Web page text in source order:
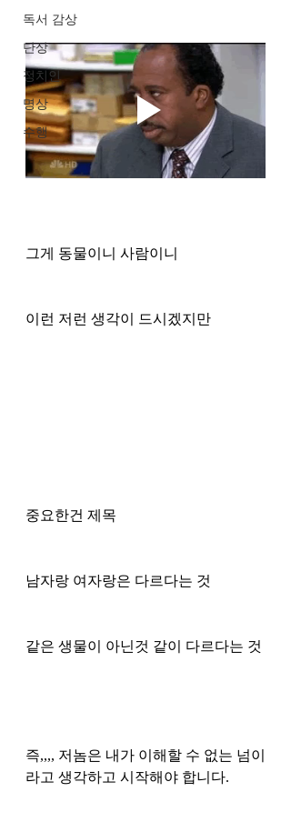
독서 감상
단상
정치인
명상
수행
그게 동물이니 사람이니
이런 저런 생각이 드시겠지만
중요한건 제목
남자랑 여자랑은 다르다는 것
같은 생물이 아닌것 같이 다르다는 것
즉,,,, 저놈은 내가 이해할 수 없는 넘이
라고 생각하고 시작해야 합니다.